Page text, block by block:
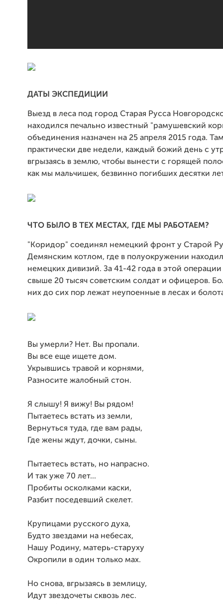
ДАТЫ ЭКСПЕДИЦИИ
Выезд в леса под город Старая Русса
находился печально известный "рамушевский
объединения назначен на 25 апреля 2015 года.
практически две недели, каждый божий день с
вгрызаясь в землю, чтобы вынести с горящей
как мы мальчишек, безвинно погибших десятки
ЧТО БЫЛО В ТЕХ МЕСТАХ, ГДЕ МЫ РАБОТАЕМ?
"Коридор" соединял немецкий фронт у Старой
Демянским котлом, где в полуокружении
немецких дивизий. За 41-42 года в этой
свыше 20 тысяч советским солдат и офицеров.
них до сих пор лежат неупоенные в лесах и
Вы умерли? Нет. Вы пропали.
Вы все еще ищете дом.
Укрывшись травой и корнями,
Разносите жалобный стон.
Я слышу! Я вижу! Вы рядом!
Пытаетесь встать из земли,
Вернуться туда, где вам рады,
Где жены ждут, дочки, сыны.
Пытаетесь встать, но напрасно.
И так уже 70 лет...
Пробиты осколками каски,
Разбит поседевший скелет.
Крупицами русского духа,
Будто звездами на небесах,
Нашу Родину, матерь-старуху
Окропили в один только мах.
Но снова, вгрызаясь в землицу,
Идут звездочеты сквозь лес.